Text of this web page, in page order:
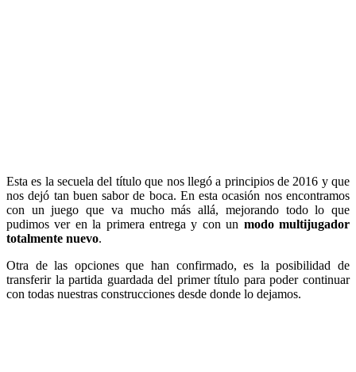
Esta es la secuela del título que nos llegó a principios de 2016 y que
nos dejó tan buen sabor de boca. En esta ocasión nos encontramos
con un juego que va mucho más allá, mejorando todo lo que
pudimos ver en la primera entrega y con un modo multijugador
totalmente nuevo.
Otra de las opciones que han confirmado, es la posibilidad de
transferir la partida guardada del primer título para poder continuar
con todas nuestras construcciones desde donde lo dejamos.